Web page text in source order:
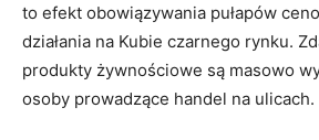
to efekt obowiązywania pułapów
działania na Kubie czarnego rynku.
produkty żywnościowe są masowo
osoby prowadzące handel na ulicach.